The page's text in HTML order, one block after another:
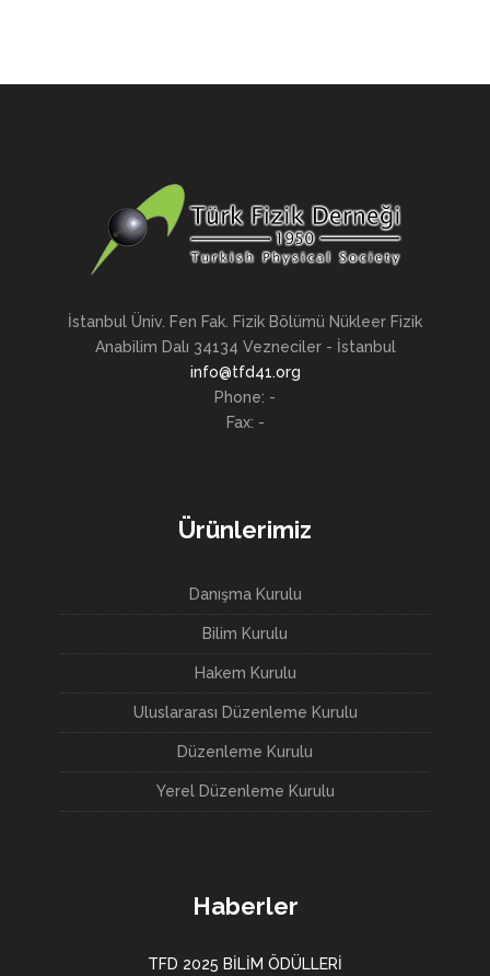
İstanbul Üniv. Fen Fak. Fizik Bölümü Nükleer Fizik
Anabilim Dalı 34134 Vezneciler - İstanbul
info@tfd41.org
Phone: -
Fax: -
Ürünlerimiz
Danışma Kurulu
Bilim Kurulu
Hakem Kurulu
Uluslararası Düzenleme Kurulu
Düzenleme Kurulu
Yerel Düzenleme Kurulu
Haberler
TFD 2025 BİLİM ÖDÜLLERİ